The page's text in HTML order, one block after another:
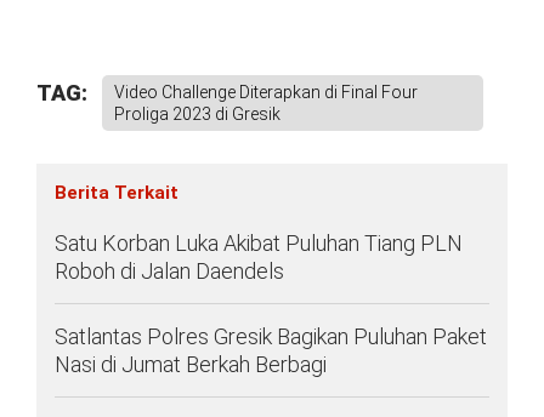
TAG:
Video Challenge Diterapkan di Final Four
Proliga 2023 di Gresik
Berita Terkait
Satu Korban Luka Akibat Puluhan Tiang PLN
Roboh di Jalan Daendels
Satlantas Polres Gresik Bagikan Puluhan Paket
Nasi di Jumat Berkah Berbagi